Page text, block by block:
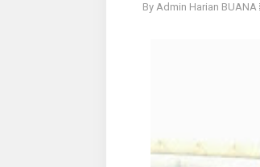
By Admin Harian BUANA